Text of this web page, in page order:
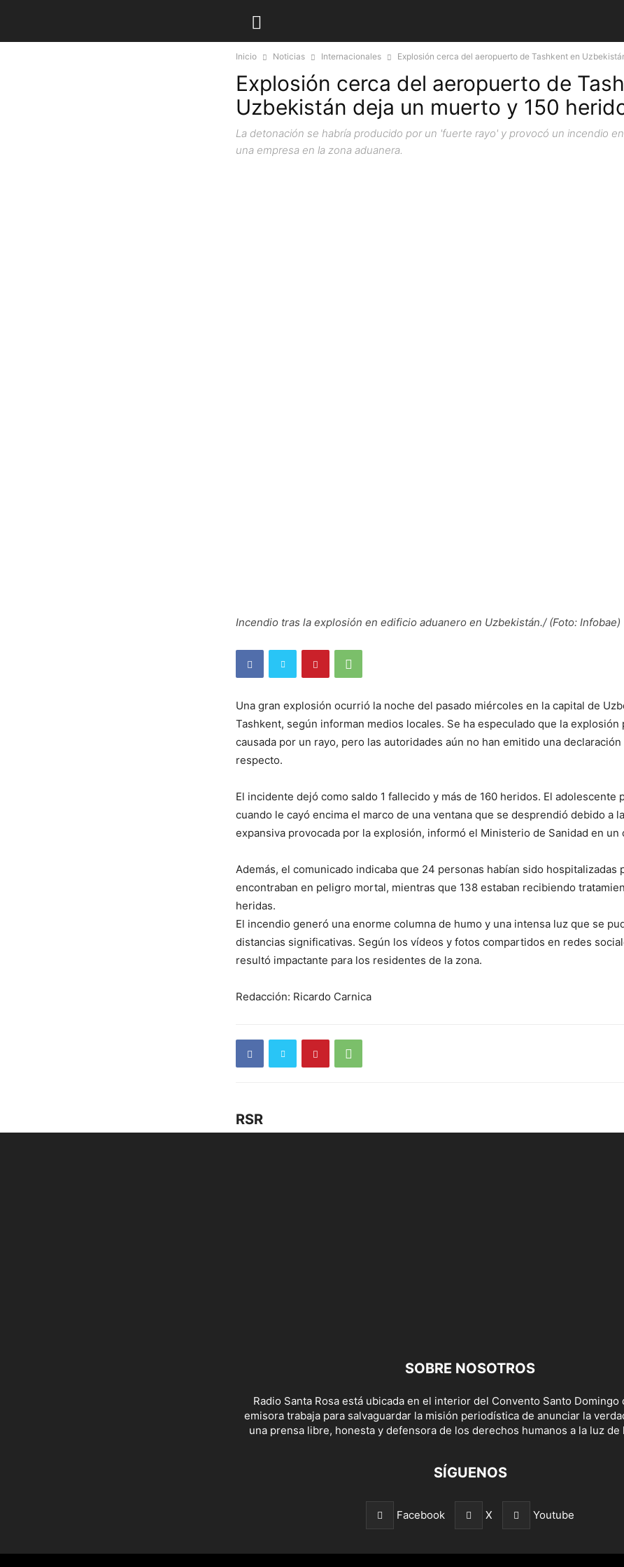
Inicio Noticias Internacionales Explosión cerca del aeropuerto de Tashkent en
Explosión cerca del aeropuerto de
Uzbekistán deja un muerto y 150
La detonación se habría producido por un 'fuerte rayo' y provocó un incendio
una empresa en la zona aduanera.
Incendio tras la explosión en edificio aduanero en Uzbekistán./ (Foto: Infobae)
Una gran explosión ocurrió la noche del pasado miércoles en la capital de
Tashkent, según informan medios locales. Se ha especulado que la explosión
causada por un rayo, pero las autoridades aún no han emitido una declaración
respecto.
El incidente dejó como saldo 1 fallecido y más de 160 heridos. El adolescente
cuando le cayó encima el marco de una ventana que se desprendió debido a
expansiva provocada por la explosión, informó el Ministerio de Sanidad en un
Además, el comunicado indicaba que 24 personas habían sido hospitalizadas
encontraban en peligro mortal, mientras que 138 estaban recibiendo
heridas.
El incendio generó una enorme columna de humo y una intensa luz que se
distancias significativas. Según los vídeos y fotos compartidos en redes
resultó impactante para los residentes de la zona.
Redacción: Ricardo Carnica
RSR
SOBRE NOSOTROS
Radio Santa Rosa está ubicada en el interior del Convento Santo Domingo
emisora trabaja para salvaguardar la misión periodística de anunciar la
una prensa libre, honesta y defensora de los derechos humanos a la luz de
SÍGUENOS
Facebook X Youtube